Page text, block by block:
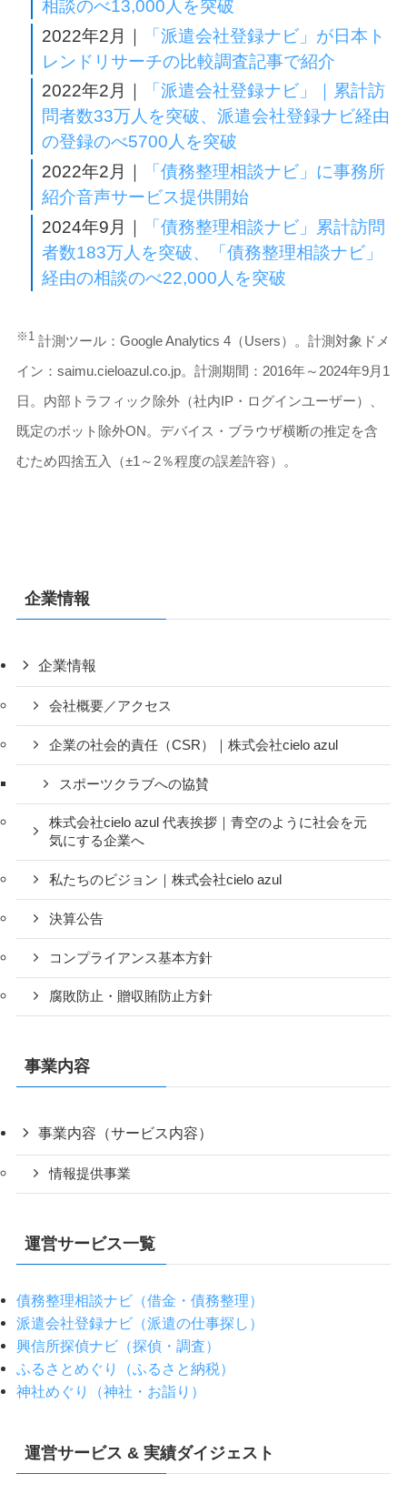
相談のべ13,000人を突破
2022年2月｜
「派遣会社登録ナビ」が日本ト
レンドリサーチの比較調査記事で紹介
2022年2月｜
「派遣会社登録ナビ」｜累計訪
問者数33万人を突破、派遣会社登録ナビ経由
の登録のべ5700人を突破
2022年2月｜
「債務整理相談ナビ」に事務所
紹介音声サービス提供開始
2024年9月｜
「債務整理相談ナビ」累計訪問
者数183万人を突破、「債務整理相談ナビ」
経由の相談のべ22,000人を突破
※1計測ツール：Google Analytics 4（Users）。計測対象ドメ
イン：saimu.cieloazul.co.jp。計測期間：2016年～2024年9月1
日。内部トラフィック除外（社内IP・ログインユーザー）、
既定のボット除外ON。デバイス・ブラウザ横断の推定を含
むため四捨五入（±1～2％程度の誤差許容）。
企業情報
企業情報
会社概要／アクセス
企業の社会的責任（CSR）｜株式会社cielo azul
スポーツクラブへの協賛
株式会社cielo azul 代表挨拶｜青空のように社会を元
気にする企業へ
私たちのビジョン｜株式会社cielo azul
決算公告
コンプライアンス基本方針
腐敗防止・贈収賄防止方針
事業内容
事業内容（サービス内容）
情報提供事業
運営サービス一覧
債務整理相談ナビ（借金・債務整理）
派遣会社登録ナビ（派遣の仕事探し）
興信所探偵ナビ（探偵・調査）
ふるさとめぐり（ふるさと納税）
神社めぐり（神社・お詣り）
運営サービス & 実績ダイジェスト